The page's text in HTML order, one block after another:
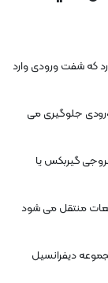
که شفت ورودی وارد
جلوگیری می
گیربکس یا
منتقل می شود
دیفرانسیل